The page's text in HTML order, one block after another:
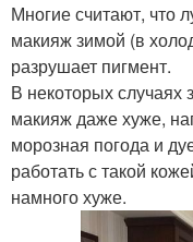
Многие считают, что
макияж зимой (в
разрушает пигмент.
В некоторых случаях
макияж даже хуже,
морозная погода и
работать с такой
намного хуже.